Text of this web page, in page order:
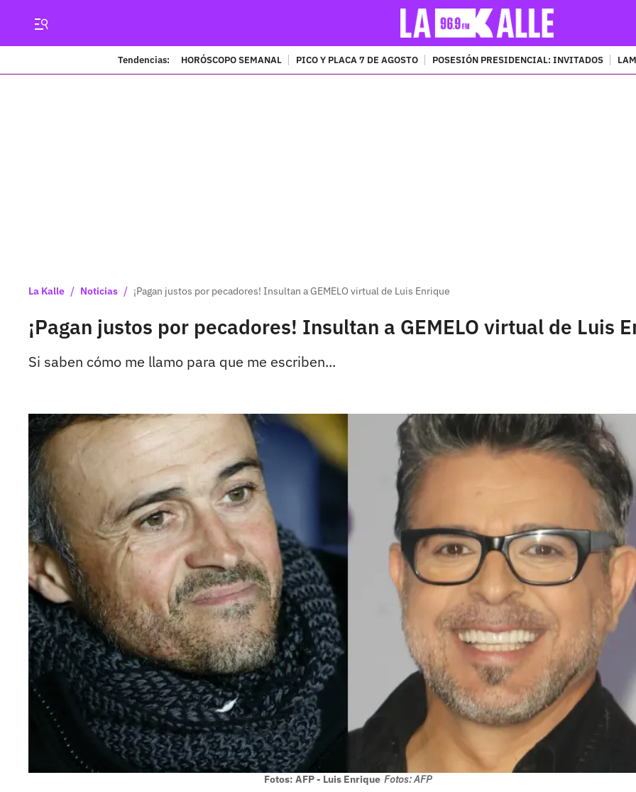
Tendencias: HORÓSCOPO SEMANAL PICO Y PLACA 7 DE AGOSTO POSESIÓN PRESIDENCIAL: INVITADOS
La Kalle / Noticias / ¡Pagan justos por pecadores! Insultan a GEMELO virtual de Luis Enrique
¡Pagan justos por pecadores! Insultan a GEMELO virtual de Luis
Si saben cómo me llamo para que me escriben...
Fotos: AFP - Luis Enrique Fotos: AFP